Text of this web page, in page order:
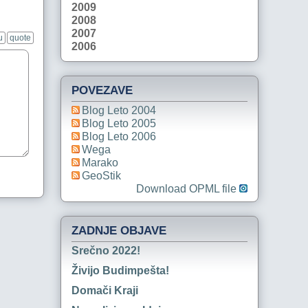
quote
2009
2008
2007
2006
POVEZAVE
Blog Leto 2004
Blog Leto 2005
Blog Leto 2006
Wega
Marako
GeoStik
Download OPML file
ZADNJE OBJAVE
Srečno 2022!
Živijo Budimpešta!
Domači Kraji